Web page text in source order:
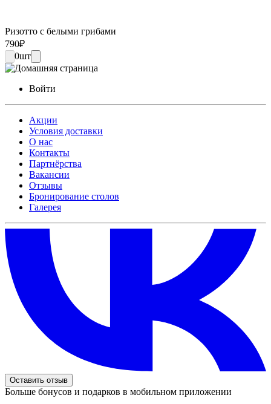
Ризотто с белыми грибами
790₽
0шт
Войти
Акции
Условия доставки
О нас
Контакты
Партнёрства
Вакансии
Отзывы
Бронирование столов
Галерея
Оставить отзыв
Больше бонусов и подарков в мобильном приложении